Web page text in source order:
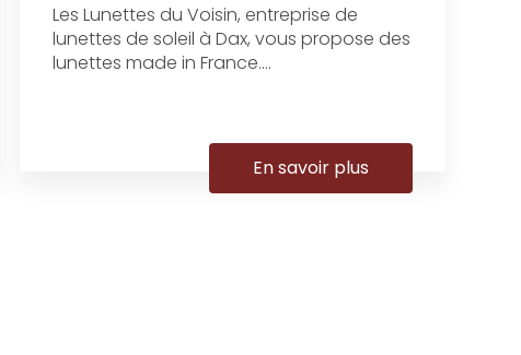
Les Lunettes du Voisin, entreprise de
lunettes de soleil à Dax, vous propose des
lunettes made in France....
En savoir plus